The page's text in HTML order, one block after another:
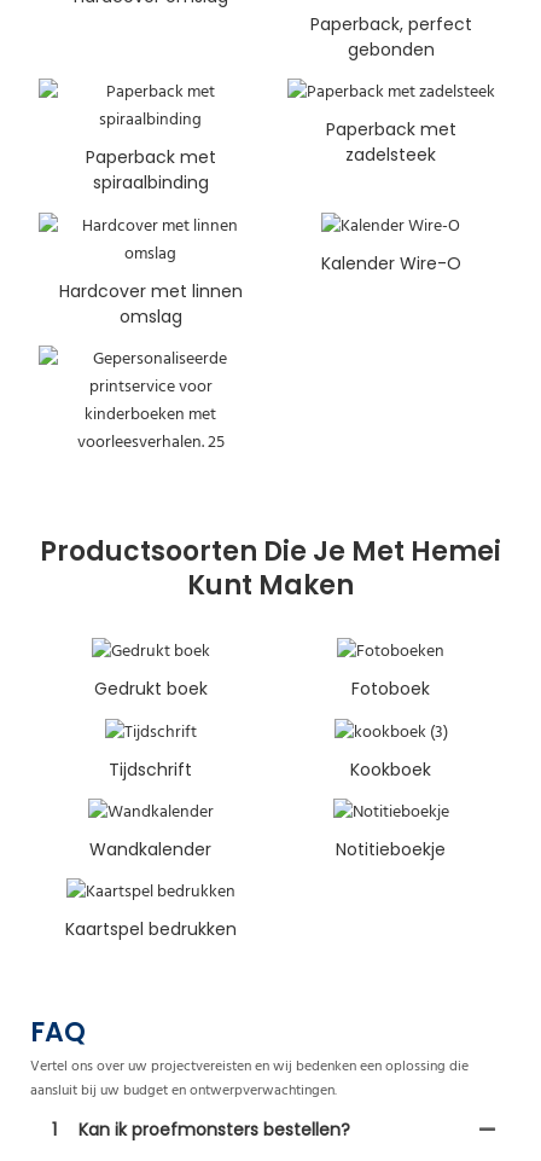
Paperback, perfect
gebonden
Paperback met
spiraalbinding
Paperback met
zadelsteek
Hardcover met linnen
omslag
Kalender Wire-O
Productsoorten Die Je Met Hemei
Kunt Maken
Gedrukt boek Fotoboek
Tijdschrift Kookboek
Wandkalender Notitieboekje
Kaartspel bedrukken
FAQ
Vertel ons over uw projectvereisten en wij bedenken een oplossing die
aansluit bij uw budget en ontwerpverwachtingen.
1
Kan ik proefmonsters bestellen?